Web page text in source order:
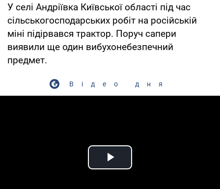
У селі Андріївка Київської області під час
сільськогосподарських робіт на російській
міні підірвався трактор. Поруч сапери
виявили ще один вибухонебезпечний
предмет.
Відео дня
Play Video